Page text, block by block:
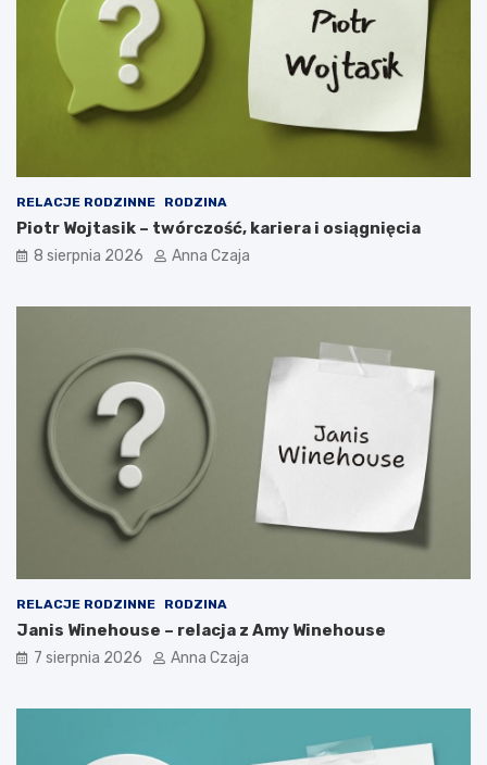
RELACJE RODZINNE RODZINA
Piotr Wojtasik – twórczość, kariera i osiągnięcia
8 sierpnia 2026 Anna Czaja
RELACJE RODZINNE RODZINA
Janis Winehouse – relacja z Amy Winehouse
7 sierpnia 2026 Anna Czaja